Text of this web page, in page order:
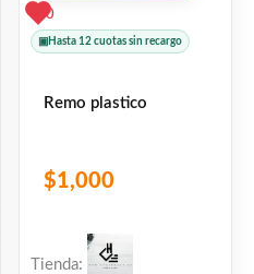
0
▣ Hasta 12 cuotas sin recargo
Remo plastico
$1,000
Tienda: